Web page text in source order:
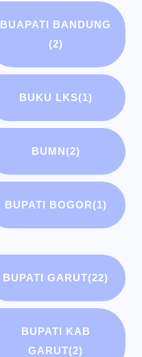
BUAPATI BANDUNG
(2)
BUKU LKS(1)
BUMN(2)
BUPATI BOGOR(1)
BUPATI GARUT(22)
BUPATI KAB
GARUT(2)